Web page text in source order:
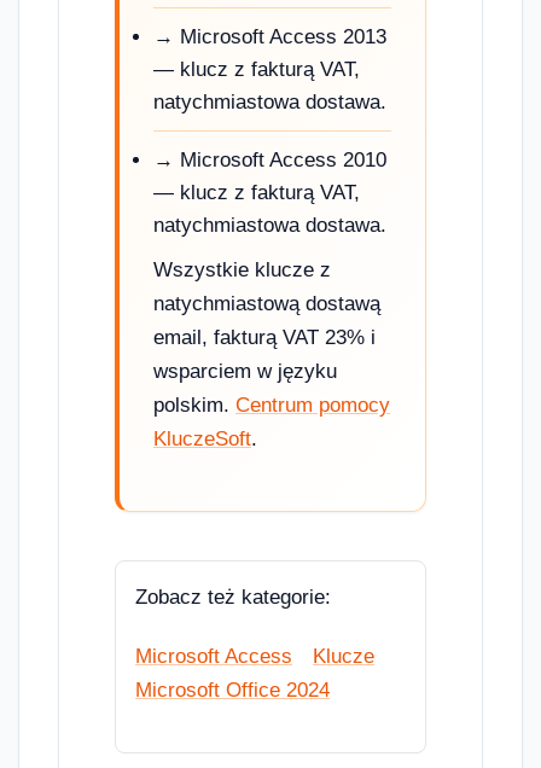
→ Microsoft Access 2013
— klucz z fakturą VAT,
natychmiastowa dostawa.
→ Microsoft Access 2010
— klucz z fakturą VAT,
natychmiastowa dostawa.
Wszystkie klucze z
natychmiastową dostawą
email, fakturą VAT 23% i
wsparciem w języku
polskim. Centrum pomocy
KluczeSoft.
Zobacz też kategorie:
Microsoft Access
Klucze
Microsoft Office 2024